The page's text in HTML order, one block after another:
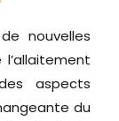
nouvelles
aspects
du